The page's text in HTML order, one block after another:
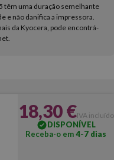
têm uma duração semelhante
e não danifica a impressora.
da Kyocera, pode encontrá-
18,30 €IVA incluído
DISPONÍVEL
Receba-o em4-7 dias